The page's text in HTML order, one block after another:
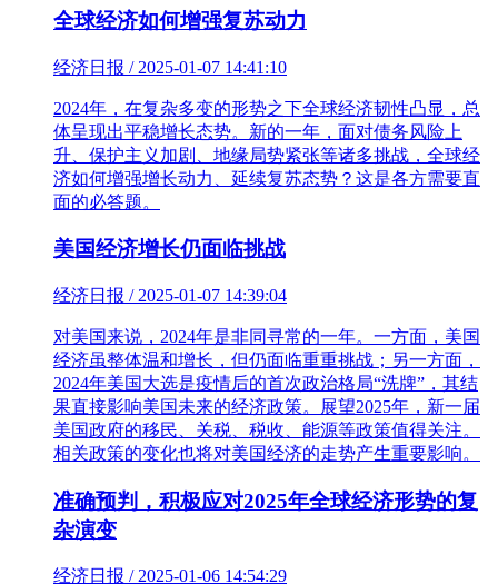
全球经济如何增强复苏动力
经济日报 / 2025-01-07 14:41:10
2024年，在复杂多变的形势之下全球经济韧性凸显，总
体呈现出平稳增长态势。新的一年，面对债务风险上
升、保护主义加剧、地缘局势紧张等诸多挑战，全球经
济如何增强增长动力、延续复苏态势？这是各方需要直
面的必答题。
美国经济增长仍面临挑战
经济日报 / 2025-01-07 14:39:04
对美国来说，2024年是非同寻常的一年。一方面，美国
经济虽整体温和增长，但仍面临重重挑战；另一方面，
2024年美国大选是疫情后的首次政治格局“洗牌”，其结
果直接影响美国未来的经济政策。展望2025年，新一届
美国政府的移民、关税、税收、能源等政策值得关注。
相关政策的变化也将对美国经济的走势产生重要影响。
准确预判，积极应对2025年全球经济形势的复
杂演变
经济日报 / 2025-01-06 14:54:29